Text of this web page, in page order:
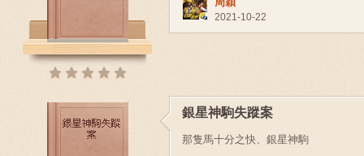
2021-10-22
銀星神駒失蹤案
那隻馬十分之快、銀星神駒